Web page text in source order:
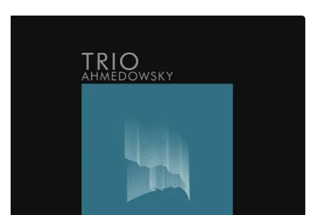
Uzaqlaşan qatar – “Funky Monkeys”ə resenziya